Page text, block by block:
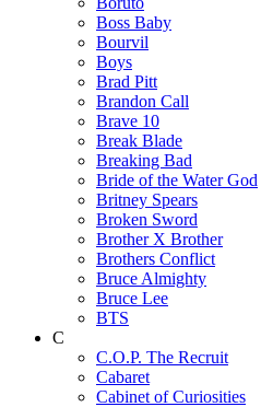
Boss Baby
Bourvil
Boys
Brad Pitt
Brandon Call
Brave 10
Break Blade
Breaking Bad
Bride of the Water God
Britney Spears
Broken Sword
Brother X Brother
Brothers Conflict
Bruce Almighty
Bruce Lee
BTS
C
C.O.P. The Recruit
Cabaret
Cabinet of Curiosities